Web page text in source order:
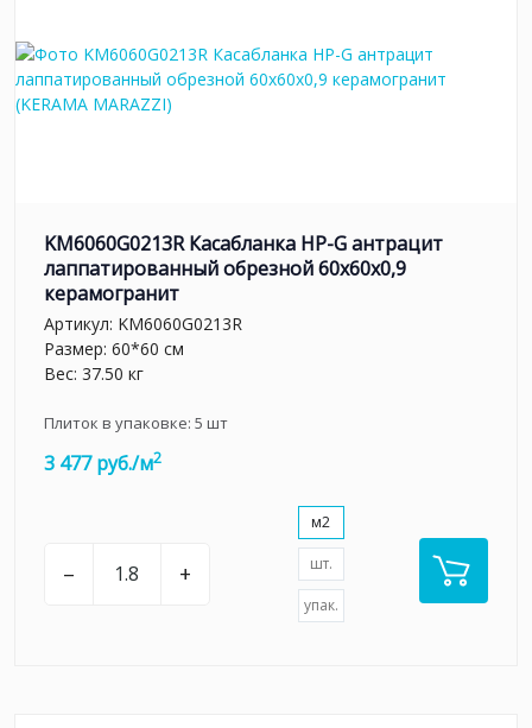
KM6060G0213R Касабланка HP-G антрацит
лаппатированный обрезной 60x60x0,9
керамогранит
Артикул: KM6060G0213R
Размер: 60*60 см
Вес: 37.50 кг
Плиток в упаковке: 5 шт
3 477 руб./м2
– +
м2
шт.
упак.